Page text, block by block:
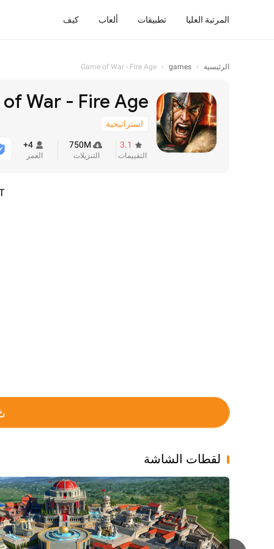
المرتبة العليا تطبيقات ألعاب كيف
الرئيسية ›
games
›
Game of War - Fire Age
War - Fire Age
استراتيجية
3.1
التقييمات
750M
التنزيلات
4+
العمر
لقطات الشاشة